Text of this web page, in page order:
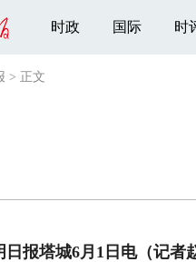
时政 国际 时
> 正文
塔城6月1日电（记者